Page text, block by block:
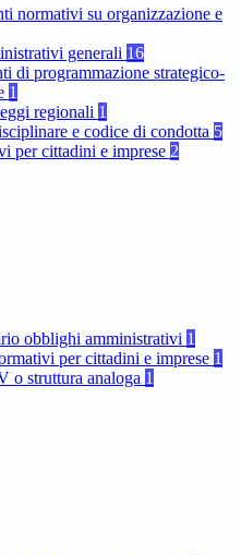
normativi su organizzazione e
generali 16
di programmazione strategico-
1
regionali 1
e codice di condotta 5
per cittadini e imprese 2
obblighi amministrativi 1
per cittadini e imprese 1
o struttura analoga 1